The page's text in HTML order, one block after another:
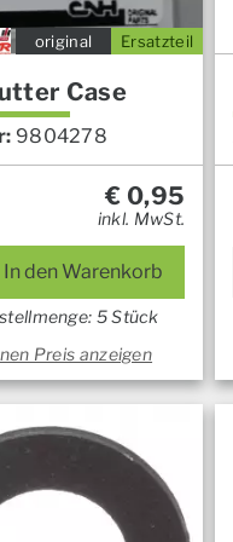
Ersatzteil
original
Case
9804278
€ 0,95
inkl. MwSt.
In den Warenkorb
5 Stück
Preis anzeigen